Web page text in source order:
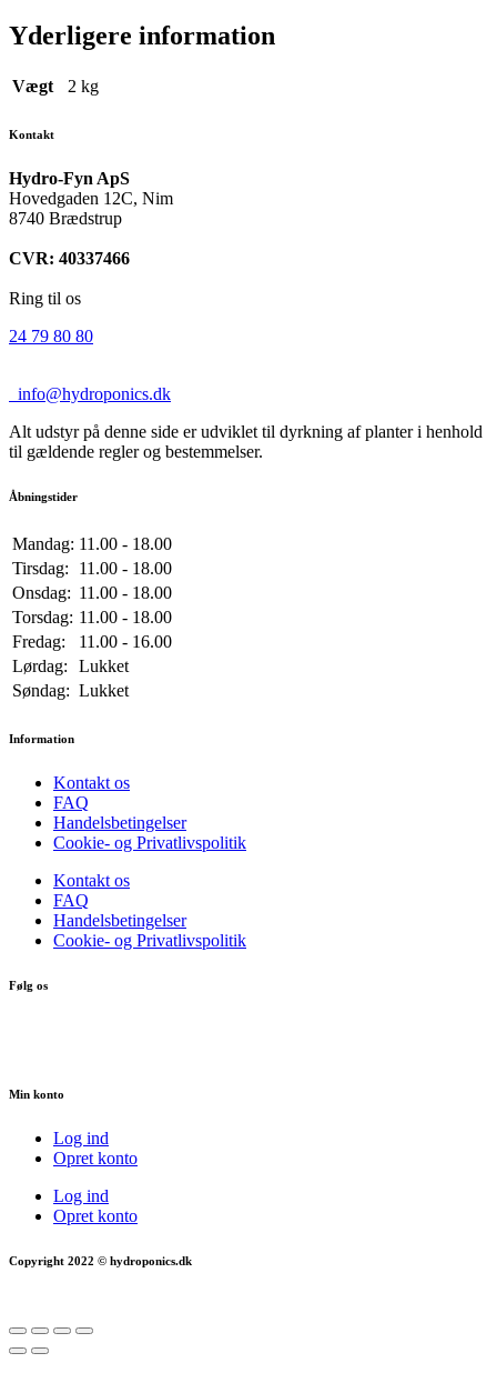
Yderligere information
Vægt 2 kg
Kontakt
Hydro-Fyn ApS
Hovedgaden 12C, Nim
8740 Brædstrup
CVR: 40337466
Ring til os
24 79 80 80
info@hydroponics.dk
Alt udstyr på denne side er udviklet til dyrkning af planter i henhold
til gældende regler og bestemmelser.
Åbningstider
Mandag: 11.00 - 18.00
Tirsdag:
11.00 - 18.00
Onsdag: 11.00 - 18.00
Torsdag: 11.00 - 18.00
Fredag:
11.00 - 16.00
Lørdag:
Lukket
Søndag: Lukket
Information
Kontakt os
FAQ
Handelsbetingelser
Cookie- og Privatlivspolitik
Kontakt os
FAQ
Handelsbetingelser
Cookie- og Privatlivspolitik
Følg os
Min konto
Log ind
Opret konto
Log ind
Opret konto
Copyright 2022 © hydroponics.dk